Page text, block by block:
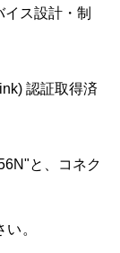
ス設計・制
認証取得済
と、コネク
。